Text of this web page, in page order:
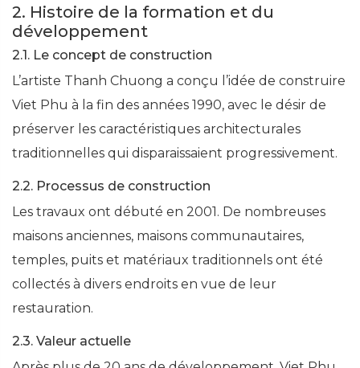
2. Histoire de la formation et du
développement
2.1. Le concept de construction
L’artiste Thanh Chuong a conçu l’idée de construire
Viet Phu à la fin des années 1990, avec le désir de
préserver les caractéristiques architecturales
traditionnelles qui disparaissaient progressivement.
2.2. Processus de construction
Les travaux ont débuté en 2001. De nombreuses
maisons anciennes, maisons communautaires,
temples, puits et matériaux traditionnels ont été
collectés à divers endroits en vue de leur
restauration.
2.3. Valeur actuelle